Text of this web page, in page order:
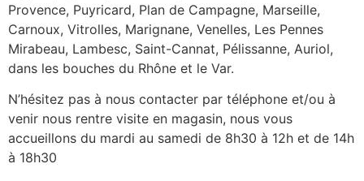
Provence, Puyricard, Plan de Campagne, Marseille,
Carnoux, Vitrolles, Marignane, Venelles, Les Pennes
Mirabeau, Lambesc, Saint-Cannat, Pélissanne, Auriol,
dans les bouches du Rhône et le Var.
N’hésitez pas à nous contacter par téléphone et/ou à
venir nous rentre visite en magasin, nous vous
accueillons du mardi au samedi de 8h30 à 12h et de 14h
à 18h30